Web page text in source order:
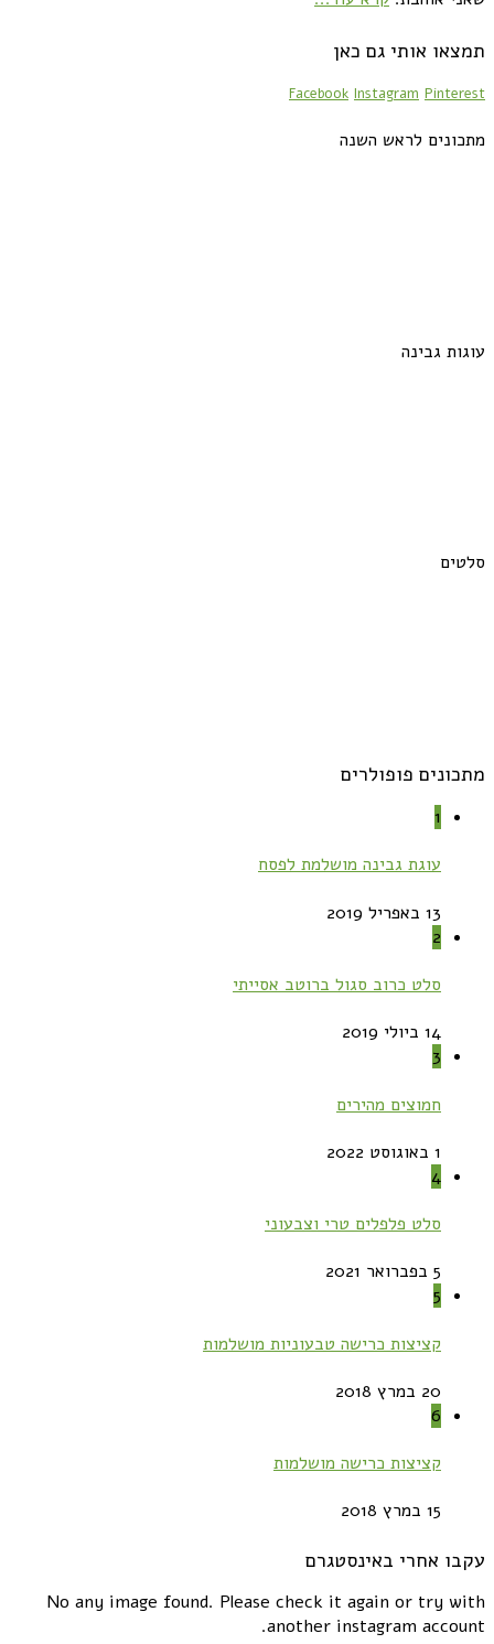
תמצאו אותי גם כאן
Facebook Instagram Pinterest
מתכונים לראש השנה
עוגות גבינה
סלטים
מתכונים פופולרים
1
עוגת גבינה מושלמת לפסח
13 באפריל 2019
2
סלט כרוב סגול ברוטב אסייתי
14 ביולי 2019
3
חמוצים מהירים
1 באוגוסט 2022
4
סלט פלפלים טרי וצבעוני
5 בפברואר 2021
5
קציצות כרישה טבעוניות מושלמות
20 במרץ 2018
6
קציצות כרישה מושלמות
15 במרץ 2018
עקבו אחרי באינסטגרם
No any image found. Please check it again or try with
another instagram account.